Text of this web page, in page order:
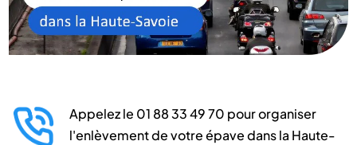
Appelez le 01 88 33 49 70 pour organiser
l'enlèvement de votre épave dans la Haute-